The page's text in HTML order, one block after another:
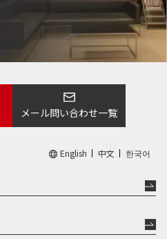
メール問い合わせ一覧
English 中文 한국어